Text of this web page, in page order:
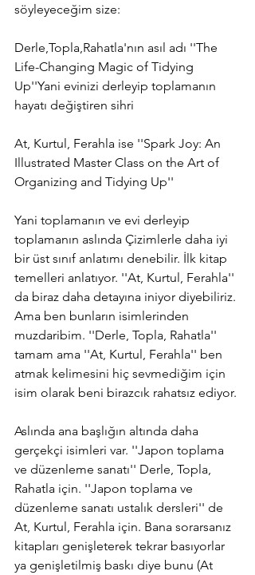
söyleyeceğim size:
Derle,Topla,Rahatla'nın asıl adı ''The
Life-Changing Magic of Tidying
Up''Yani evinizi derleyip toplamanın
hayatı değiştiren sihri
At, Kurtul, Ferahla ise ''Spark Joy: An
Illustrated Master Class on the Art of
Organizing and Tidying Up''
Yani toplamanın ve evi derleyip
toplamanın aslında Çizimlerle daha iyi
bir üst sınıf anlatımı denebilir. İlk kitap
temelleri anlatıyor. ''At, Kurtul, Ferahla''
da biraz daha detayına iniyor diyebiliriz.
Ama ben bunların isimlerinden
muzdaribim. ''Derle, Topla, Rahatla''
tamam ama ''At, Kurtul, Ferahla'' ben
atmak kelimesini hiç sevmediğim için
isim olarak beni birazcık rahatsız ediyor.
Aslında ana başlığın altında daha
gerçekçi isimleri var. ''Japon toplama
ve düzenleme sanatı'' Derle, Topla,
Rahatla için. ''Japon toplama ve
düzenleme sanatı ustalık dersleri'' de
At, Kurtul, Ferahla için. Bana sorarsanız
kitapları genişleterek tekrar basıyorlar
ya genişletilmiş baskı diye bunu (At